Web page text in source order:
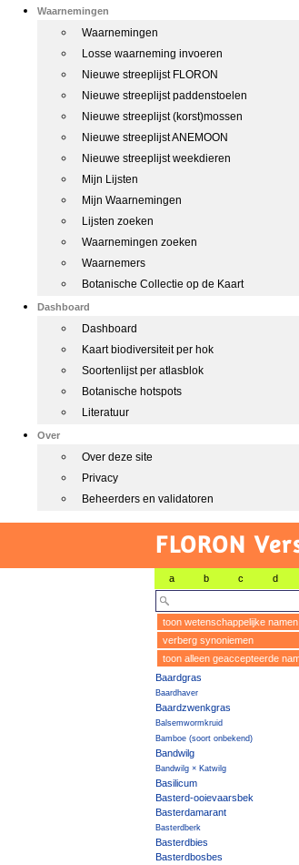
Waarnemingen
Waarnemingen
Losse waarneming invoeren
Nieuwe streeplijst FLORON
Nieuwe streeplijst paddenstoelen
Nieuwe streeplijst (korst)mossen
Nieuwe streeplijst ANEMOON
Nieuwe streeplijst weekdieren
Mijn Lijsten
Mijn Waarnemingen
Lijsten zoeken
Waarnemingen zoeken
Waarnemers
Botanische Collectie op de Kaart
Dashboard
Dashboard
Kaart biodiversiteit per hok
Soortenlijst per atlasblok
Botanische hotspots
Literatuur
Over
Over deze site
Privacy
Beheerders en validatoren
FLORON
a b c d
toon wetenschappelijke namen
verberg synoniemen
toon alleen geaccepteerde
Baardgras
Baardhaver
Baardzwenkgras
Balsemwormkruid
Bamboe (soort onbekend)
Bandwilg
Bandwilg × Katwilg
Basilicum
Basterd-ooievaarsbek
Basterdamarant
Basterdberk
Basterdbies
Basterdbosbes